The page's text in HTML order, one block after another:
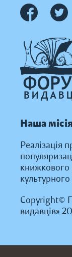
Наша
Реалізація
книжкового
культурного
Copyright©
видавців»